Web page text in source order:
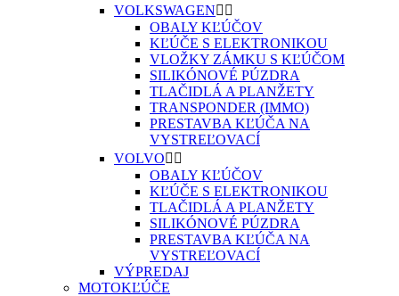
VOLKSWAGEN 
OBALY KĽÚČOV
KĽÚČE S ELEKTRONIKOU
VLOŽKY ZÁMKU S KĽÚČOM
SILIKÓNOVÉ PÚZDRA
TLAČIDLÁ A PLANŽETY
TRANSPONDER (IMMO)
PRESTAVBA KĽÚČA NA
VYSTREĽOVACÍ
VOLVO 
OBALY KĽÚČOV
KĽÚČE S ELEKTRONIKOU
TLAČIDLÁ A PLANŽETY
SILIKÓNOVÉ PÚZDRA
PRESTAVBA KĽÚČA NA
VYSTREĽOVACÍ
VÝPREDAJ
MOTOKĽÚČE